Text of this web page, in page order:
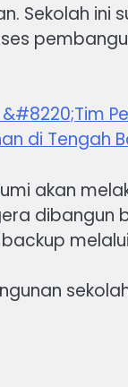
Sekolah ini
di Tengah
akan
dibangun
melalui